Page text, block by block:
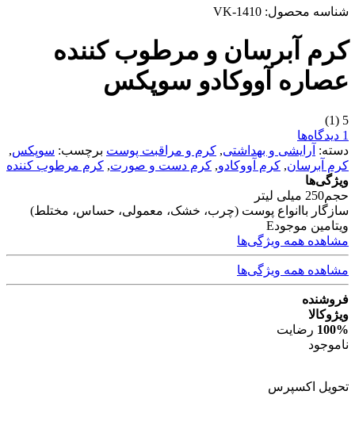
شناسه محصول: VK-1410
کرم آبرسان و مرطوب کننده
عصاره آووکادو سوپکس
5
(1)
1 دیدگاه‌ها
دسته: آرایشی و بهداشتی, کرم و مراقبت پوست برچسب: سوپکس,
کرم آبرسان, کرم آووکادو, کرم دست و صورت, کرم مرطوب کننده
ویژگی‌ها
حجم250 میلی لیتر
سازگار با انواع پوست (چرب، خشک، معمولی، حساس، مختلط)
ویتامین موجودE
مشاهده همه ویژگی‌ها
مشاهده همه ویژگی‌ها
فروشنده
ویژوکالا
100% رضایت
ناموجود
تحویل اکسپرس